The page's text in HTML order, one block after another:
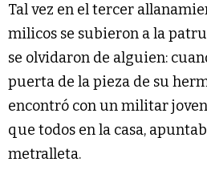
Tal vez en el tercer
milicos se subieron a la
se olvidaron de alguien:
puerta de la pieza de su
encontró con un militar
que todos en la casa,
metralleta.